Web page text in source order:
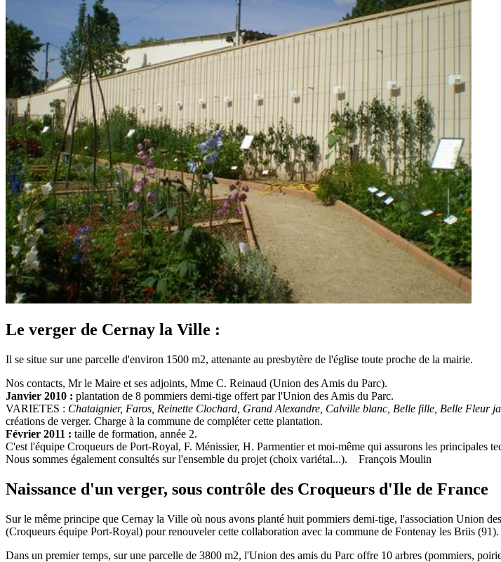
Le verger de Cernay la Ville :
Il se situe sur une parcelle d'environ 1500 m2, attenante au presbytère de l'église toute proche de la mairie.
Nos contacts, Mr le Maire et ses adjoints, Mme C. Reinaud (Union des Amis du Parc).
Janvier 2010 : plantation de 8 pommiers demi-tige offert par l'Union des Amis du Parc.
VARIETES : Chataignier, Faros, Reinette Clochard, Grand Alexandre, Calville blanc, Belle fille, Belle Fleur
créations de verger. Charge à la commune de compléter cette plantation.
Février 2011 : taille de formation, année 2.
C'est l'équipe Croqueurs de Port-Royal, F. Ménissier, H. Parmentier et moi-même qui assurons les principales
Nous sommes également consultés sur l'ensemble du projet (choix variétal...). François Moulin
Naissance d'un verger, sous contrôle des Croqueurs d'Ile de France
Sur le même principe que Cernay la Ville où nous avons planté huit pommiers demi-tige, l'association Union
(Croqueurs équipe Port-Royal) pour renouveler cette collaboration avec la commune de Fontenay les Briis
Dans un premier temps, sur une parcelle de 3800 m2, l'Union des amis du Parc offre 10 arbres (pommiers,